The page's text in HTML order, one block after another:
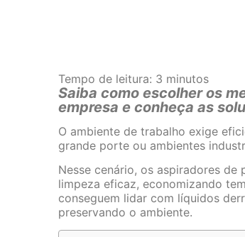
Tempo de leitura: 3 minutos
Saiba como escolher os
empresa e conheça as
O ambiente de trabalho exige
grande porte ou ambientes
Nesse cenário, os aspiradores
limpeza eficaz, economizando
conseguem lidar com líquidos
preservando o ambiente.